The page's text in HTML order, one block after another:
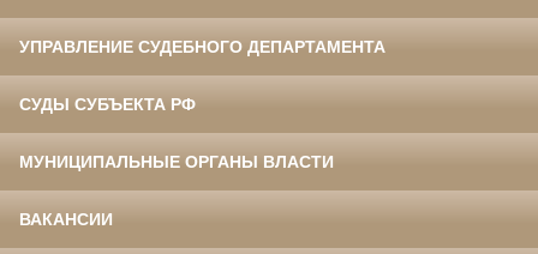
УПРАВЛЕНИЕ СУДЕБНОГО ДЕПАРТАМЕНТА
СУДЫ СУБЪЕКТА РФ
МУНИЦИПАЛЬНЫЕ ОРГАНЫ ВЛАСТИ
ВАКАНСИИ